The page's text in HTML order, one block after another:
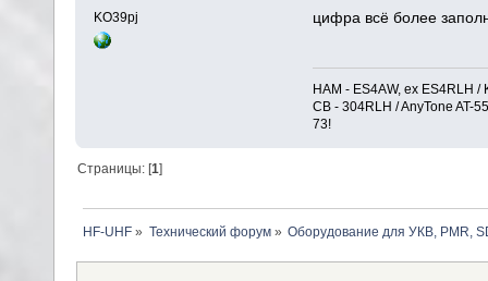
KO39pj
цифра всё более
HAM - ES4AW, ex ES4RLH
CB - 304RLH / AnyTone AT-
73!
Страницы: [1]
HF-UHF» Технический форум» Оборудование для УКВ, PMR,